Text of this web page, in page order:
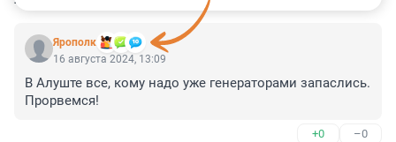
Ярополк
16 августа 2024, 13:09
В Алуште все, кому надо уже генераторами запаслись.
Прорвемся!
+0 –0